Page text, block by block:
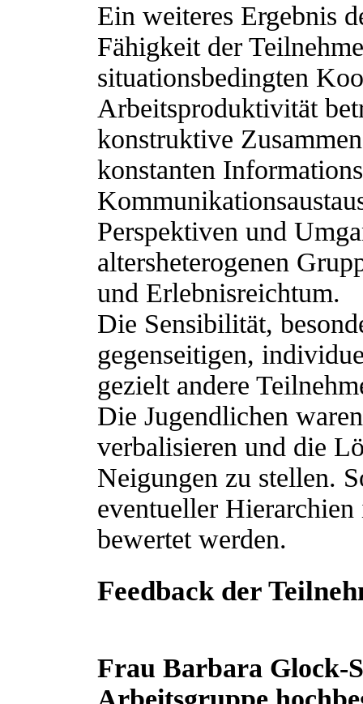
Ein weiteres Ergebnis
Fähigkeit der
situationsbedingten
Arbeitsproduktivität
konstruktive
konstanten
Perspektiven und
altersheterogenen
und Erlebnisreichtum.
Die Sensibilität,
gegenseitigen,
gezielt andere
Die Jugendlichen
verbalisieren und die
Neigungen zu stellen.
eventueller
bewertet werden.
Feedback der
Frau Barbara Glock-